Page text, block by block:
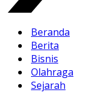
Beranda
Berita
Bisnis
Olahraga
Sejarah